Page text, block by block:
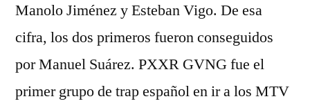
Manolo Jiménez y Esteban Vigo. De esa
cifra, los dos primeros fueron conseguidos
por Manuel Suárez. PXXR GVNG fue el
primer grupo de trap español en ir a los MTV